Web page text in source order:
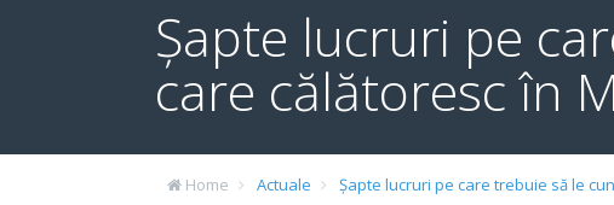
Șapte lucruri pe
care călătoresc în
Home Actuale Șapte lucruri pe care trebuie să le